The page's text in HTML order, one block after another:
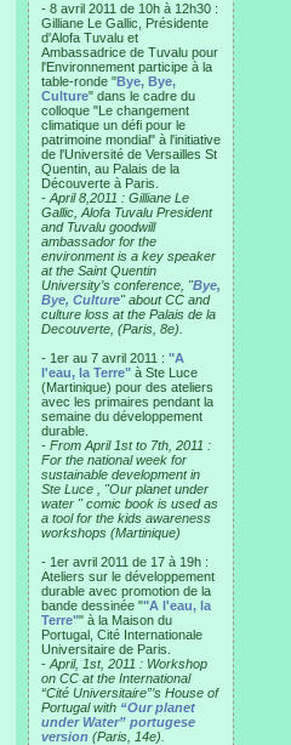
- 8 avril 2011 de 10h à 12h30 :
Gilliane Le Gallic, Présidente
d'Alofa Tuvalu et
Ambassadrice de Tuvalu pour
l'Environnement participe à la
table-ronde "Bye, Bye,
Culture" dans le cadre du
colloque "Le changement
climatique un défi pour le
patrimoine mondial" à l'initiative
de l'Université de Versailles St
Quentin, au Palais de la
Découverte à Paris.
- April 8,2011 : Gilliane Le
Gallic, Alofa Tuvalu President
and Tuvalu goodwill
ambassador for the
environment is a key speaker
at the Saint Quentin
University’s conference, "Bye,
Bye, Culture" about CC and
culture loss at the Palais de la
Decouverte, (Paris, 8e).
- 1er au 7 avril 2011 : "A
l'eau, la Terre" à Ste Luce
(Martinique) pour des ateliers
avec les primaires pendant la
semaine du développement
durable.
- From April 1st to 7th, 2011 :
For the national week for
sustainable development in
Ste Luce , "Our planet under
water " comic book is used as
a tool for the kids awareness
workshops (Martinique)
- 1er avril 2011 de 17 à 19h :
Ateliers sur le développement
durable avec promotion de la
bande dessinée ""A l'eau, la
Terre"" à la Maison du
Portugal, Cité Internationale
Universitaire de Paris.
- April, 1st, 2011 : Workshop
on CC at the International
“Cité Universitaire”’s House of
Portugal with “Our planet
under Water” portugese
version (Paris, 14e).